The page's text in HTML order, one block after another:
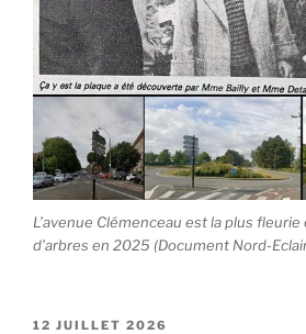
L’avenue Clémenceau est la plus
d’arbres en 2025 (Document Nord-
PUBLIÉ
12 JUILLET 2026